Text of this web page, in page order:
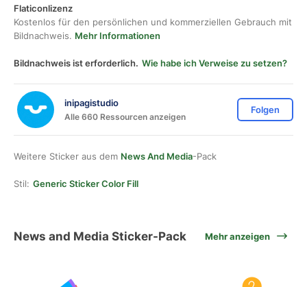
Flaticonlizenz
Kostenlos für den persönlichen und kommerziellen Gebrauch mit
Bildnachweis. Mehr Informationen
Bildnachweis ist erforderlich. Wie habe ich Verweise zu setzen?
inipagistudio
Alle 660 Ressourcen anzeigen
Folgen
Weitere Sticker aus dem News And Media-Pack
Stil: Generic Sticker Color Fill
News and Media Sticker-Pack Mehr anzeigen